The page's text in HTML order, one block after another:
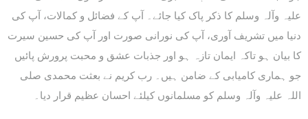
علیہ وآلہ وسلم کا ذکر پاک کیا جائے۔ آپ کے فضائل و کمالات، آپ کی
دنیا میں تشریف آوری، آپ کی نورانی صورت اور آپ کی حسین سیرت
کا بیان ہو تاکہ ایمان تازہ ہو اور جذبات عشق و محبت پرورش پائیں
جو ہماری کامیابی کے ضامن ہیں۔ رب کریم نے بعثت محمدی صلی
اللہ علیہ وآلہ وسلم کو مسلمانوں کیلئے احسان عظیم قرار دیا۔